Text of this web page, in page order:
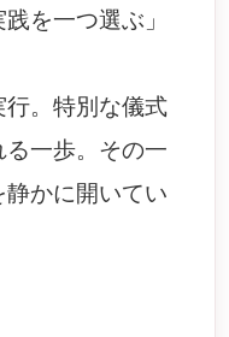
を一つ選ぶ」
。特別な儀式
一歩。その一
かに開いてい